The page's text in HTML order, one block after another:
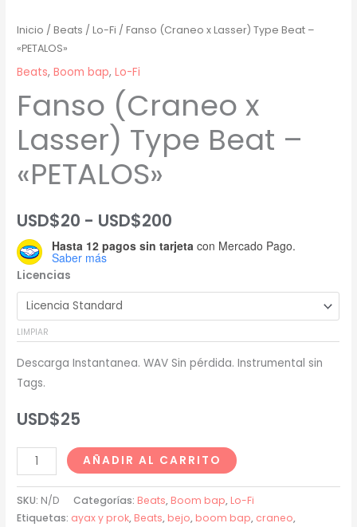
Inicio /Beats /Lo-Fi / Fanso (Craneo x Lasser) Type Beat –
«PETALOS»
Beats,Boom bap,Lo-Fi
Fanso (Craneo x
Lasser) Type Beat –
«PETALOS»
USD$20 - USD$200
de
USD$20
hasta
Hasta 12 pagos sin tarjeta con Mercado Pago.
Saber más
Licencias
LIMPIAR
Descarga Instantanea. WAV Sin pérdida. Instrumental sin
Tags.
USD$25
Fanso
(Craneo
x
Lasser)
AÑADIR AL CARRITO
SKU: N/D Categorías: Beats, Boom bap, Lo-Fi
Etiquetas: ayax y prok, Beats, bejo, boom bap, craneo,